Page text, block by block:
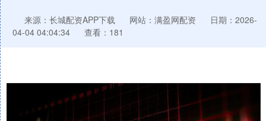
来源：长城配资APP下载 网站：满盈网配资
日期：2026-
04-04 04:04:34
查看：181